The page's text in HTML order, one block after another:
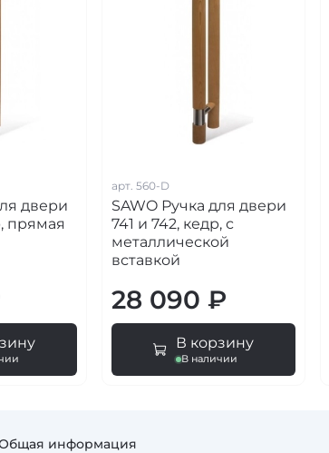
двери
прямая
арт. 560-D
SAWO Ручка для двери
741 и 742, кедр, с
металлической
вставкой
28 090 ₽
В корзину
В наличии
информация